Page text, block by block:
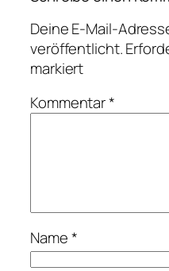
Deine E-Mail-
veröffentlicht.
markiert
Kommentar*
Name*